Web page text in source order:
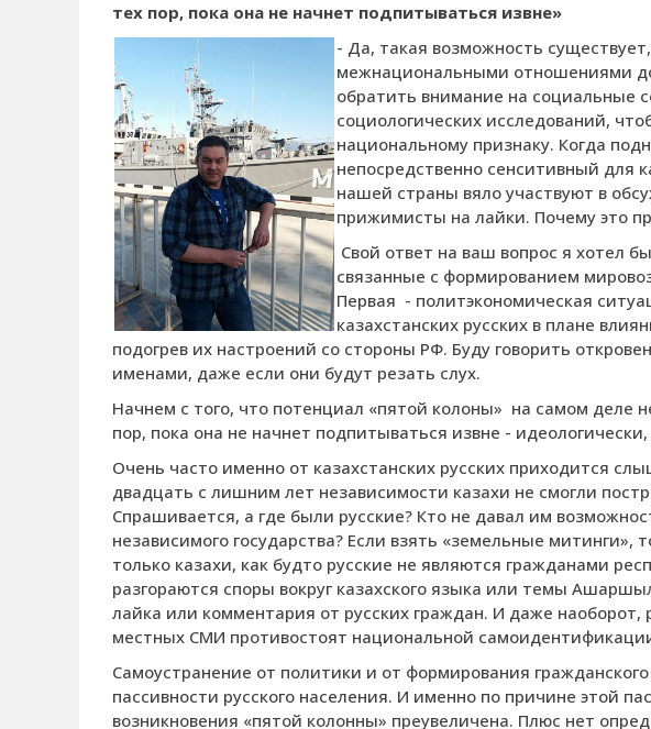
тех пор, пока она не начнет подпитываться извне»
- Да, такая возможность
межнациональными отношениями
обратить внимание на социальные
социологических исследований,
национальному признаку. Когда
непосредственно сенситивный для
нашей страны вяло участвуют в
прижимисты на лайки. Почему это
Свой ответ на ваш вопрос я хотел
связанные с формированием
Первая - политэкономическая
казахстанских русских в плане
подогрев их настроений со стороны РФ. Буду говорить
именами, даже если они будут резать слух.
Начнем с того, что потенциал «пятой колоны» на самом деле
пор, пока она не начнет подпитываться извне -
Очень часто именно от казахстанских русских приходится
двадцать с лишним лет независимости казахи не смогли
Спрашивается, а где были русские? Кто не давал им
независимого государства? Если взять «земельные
только казахи, как будто русские не являются гражданами
разгораются споры вокруг казахского языка или темы
лайка или комментария от русских граждан. И даже наоборот,
местных СМИ противостоят национальной
Самоустранение от политики и от формирования
пассивности русского населения. И именно по причине этой
возникновения «пятой колонны» преувеличена. Плюс нет